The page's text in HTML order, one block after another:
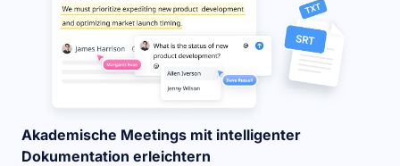
Akademische Meetings mit intelligenter
Dokumentation erleichtern